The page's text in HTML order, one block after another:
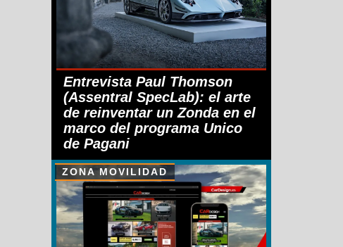
Entrevista Paul Thomson
(Assentral SpecLab): el arte
de reinventar un Zonda en el
marco del programa Unico
de Pagani
ZONA MOVILIDAD